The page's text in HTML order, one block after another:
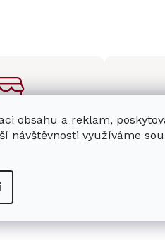
obsahu a reklam,
návštěvnosti využíváme
prodejna
jednoduše u